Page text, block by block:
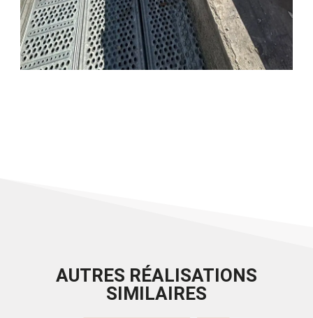
AUTRES RÉALISATIONS
SIMILAIRES